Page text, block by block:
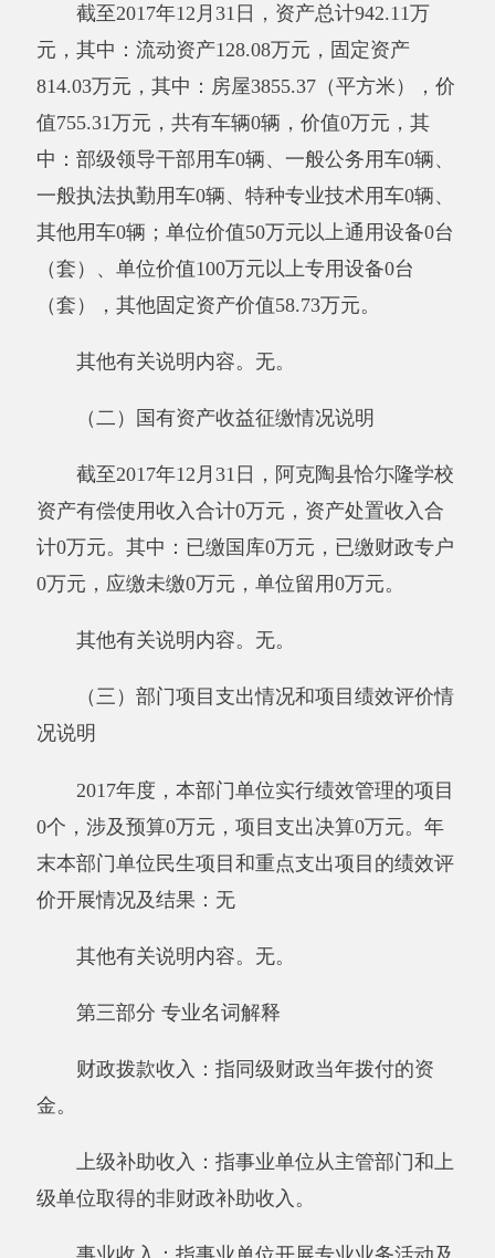
其他收入：指除上述“财政拨款收入”、“事
业收入”、“经营收入”、“附属单位缴款”等之外取
得的收入。
用事业基金弥补收支差额：指事业单位在当
年的“财政拨款收入”、“财政拨款结转和结余资
金”、“事业收入”、“事业单位经营收入”、“其他
收入”不足以安排当年支出的情况下，使用以前
年度积累的事业基金（即事业单位当年收支相抵
后按国家规定提取、用于弥补以后年度收支差额
观条件变化未执行完毕、结转到本年度按有关规
余，也包括事业收入、经营收入、其他收入的结
转和结余。
结余分配：反映单位当年结余的分配情况。
安排、因客观条件发生变化无法按原计划实施，
金，既包括财政拨款结转和结余，也包括事业收
入、经营收入、其他收入的结转和结余。
基本支出：指为保障机构正常运转、完成日
常工作任务而发生的人员支出和公用支出。
项目支出：指在基本支出之外为完成特定行
政任务和事业发展目标所发生的支出。
经营支出：指事业单位在专业业务活动及其
对附属单位补助支出：指事业单位发生的用
非财政预算资金对附属单位的补助支出。
“三公”经费：指用一般公共预算财政拨款安
和公务接待费。其中，因公出国（境）费反映单
位公务出国（境）的住宿费、旅费、伙食补助